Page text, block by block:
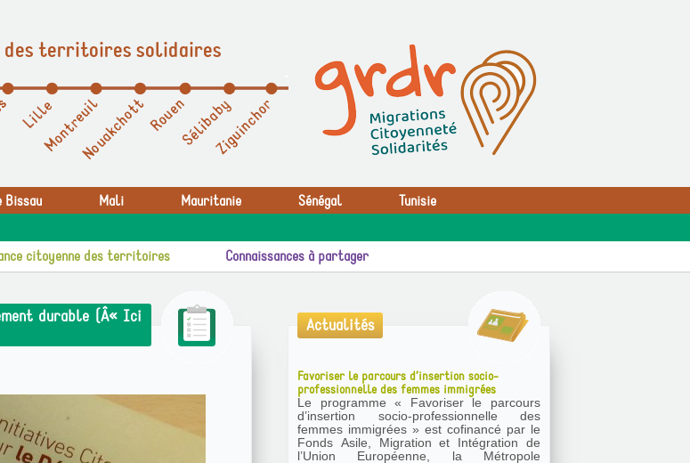
des territoires solidaires
Bissau Mali Mauritanie Sénégal Tunisie
citoyenne des territoires Connaissances à partager
durable (Â« Ici
Actualités
Favoriser le parcours d’insertion socio-
professionnelle des femmes immigrées
Le programme « Favoriser le parcours
d’insertion socio-professionnelle des
femmes immigrées » est cofinancé par le
Fonds Asile, Migration et Intégration de
l’Union Européenne, la Métropole